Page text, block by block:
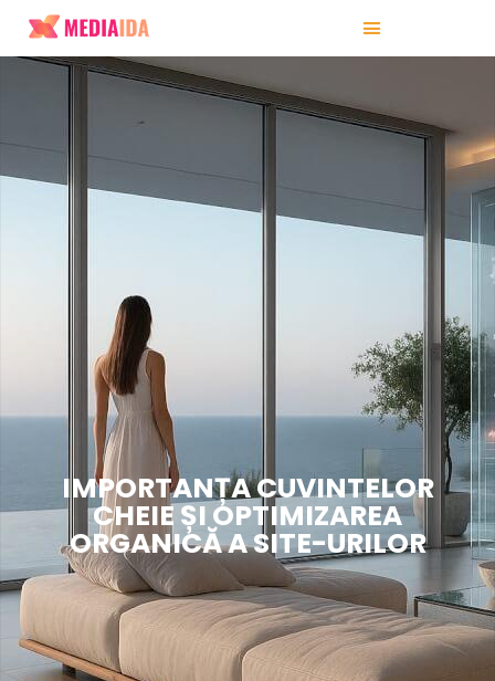
IMPORTANȚA CUVINTELOR
CHEIE ȘI OPTIMIZAREA
ORGANICĂ A SITE-URILOR